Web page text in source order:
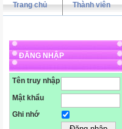
Trang chủ Thành viên
ĐĂNG NHẬP
Tên truy nhập
Mật khẩu
Ghi nhớ